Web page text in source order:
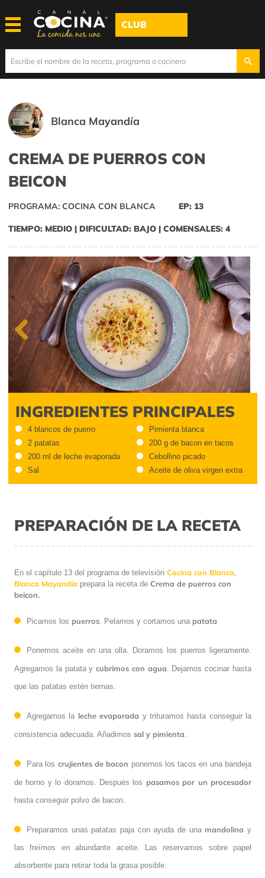
CLUB
Blanca Mayandía
CREMA DE PUERROS CON
BEICON
PROGRAMA: COCINA CON BLANCA EP: 13
TIEMPO: MEDIO | DIFICULTAD: BAJO | COMENSALES: 4
Previous
INGREDIENTES PRINCIPALES
4 blancos de puerro
2 patatas
200 ml de leche evaporada
Sal
Pimienta blanca
200 g de bacon en tacos
Cebollino picado
Aceite de oliva virgen extra
PREPARACIÓN DE LA RECETA
En el capítulo 13 del programa de televisión Cocina con Blanca
Blanca Mayandía prepara la receta de Crema de puerros con
beicon.
Picamos los puerros . Pelamos y cortamos una patata
Ponemos aceite en una olla. Doramos los puerros ligeramente.
Agregamos la patata ycubrimos con agua . Dejamos cocinar hasta
que las patatas estén tiernas.
Agregamos la leche evaporada y trituramos hasta conseguir la
consistencia adecuada. Añadimos sal y pimienta
Para los crujientes de bacon ponemos los tacos en una bandeja
de horno y lo doramos. Después los pasamos por un procesador
hasta conseguir polvo de bacon.
Preparamos unas patatas paja con ayuda de una mandolina y
las freímos en abundante aceite. Las reservamos sobre papel
absorbente para retirar toda la grasa posible.